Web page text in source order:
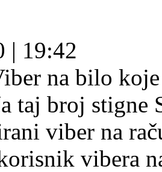
| 19:42
na bilo
taj broj stigne
viber na
vibera